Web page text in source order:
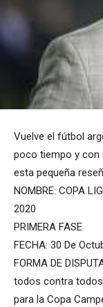
Vuelve el fútbol
poco tiempo y con
esta pequeña
NOMBRE: COPA
2020
PRIMERA FASE
FECHA: 30 De
FORMA DE
todos contra
para la Copa